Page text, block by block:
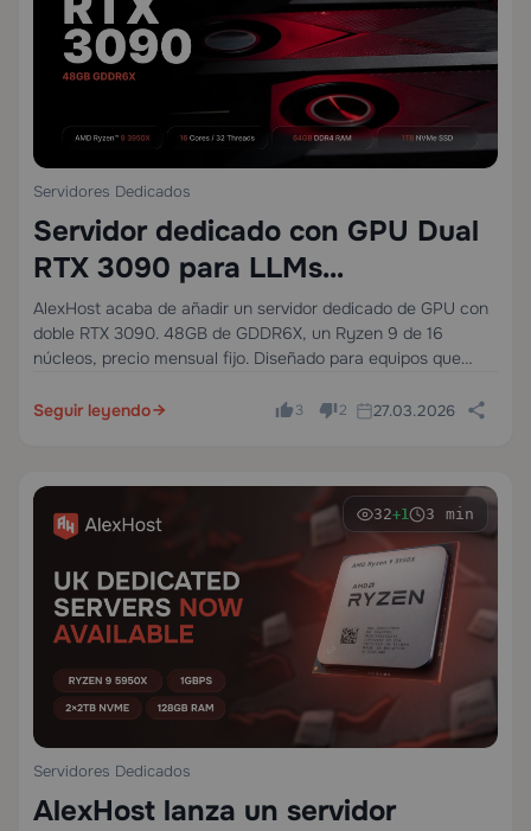
Servidores Dedicados
Servidor dedicado con GPU Dual
RTX 3090 para LLMs
autoalojados
AlexHost acaba de añadir un servidor dedicado de GPU con
doble RTX 3090. 48GB de GDDR6X, un Ryzen 9 de 16
núcleos, precio mensual fijo. Diseñado para equipos que
experimentos, no inferencias ocasionales,…
Seguir leyendo 3 2 27.03.2026
32+1 3 min
Servidores Dedicados
AlexHost lanza un servidor